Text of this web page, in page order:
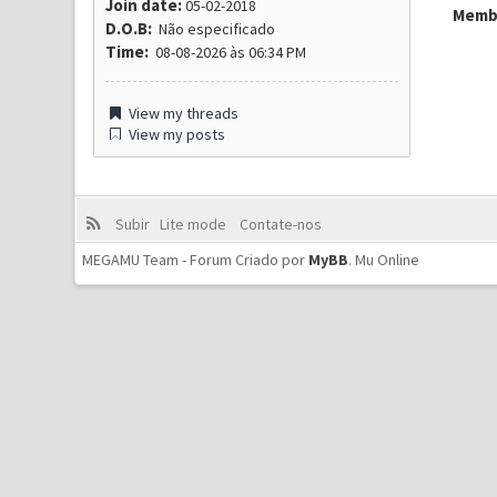
Join date:05-02-2018
D.O.B:Não especificado
Time:08-08-2026 às 06:34 PM
View my threads
View my posts
Subir Lite mode
Contate-nos
MEGAMU Team - Forum Criado por MyBB.Mu Online